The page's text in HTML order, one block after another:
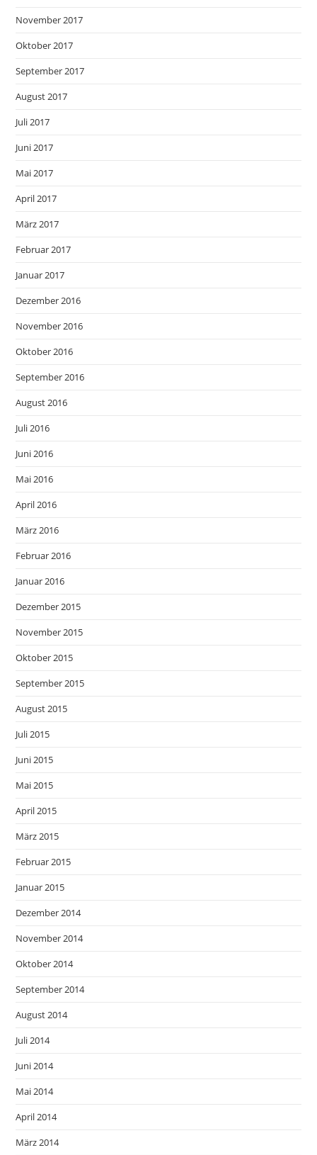
November 2017
Oktober 2017
September 2017
August 2017
Juli 2017
Juni 2017
Mai 2017
April 2017
März 2017
Februar 2017
Januar 2017
Dezember 2016
November 2016
Oktober 2016
September 2016
August 2016
Juli 2016
Juni 2016
Mai 2016
April 2016
März 2016
Februar 2016
Januar 2016
Dezember 2015
November 2015
Oktober 2015
September 2015
August 2015
Juli 2015
Juni 2015
Mai 2015
April 2015
März 2015
Februar 2015
Januar 2015
Dezember 2014
November 2014
Oktober 2014
September 2014
August 2014
Juli 2014
Juni 2014
Mai 2014
April 2014
März 2014